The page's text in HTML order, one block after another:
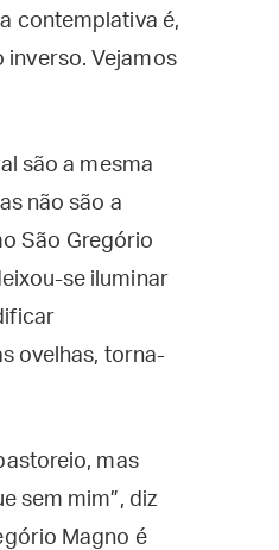
contemplativa é,
inverso. Vejamos
são a mesma
não são a
São Gregório
se iluminar
ovelhas, torna-
mas
sem mim”, diz
Magno é